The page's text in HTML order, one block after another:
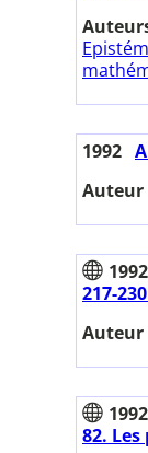
1992
Auteur
1992
217-
Auteur
1992
82. Les